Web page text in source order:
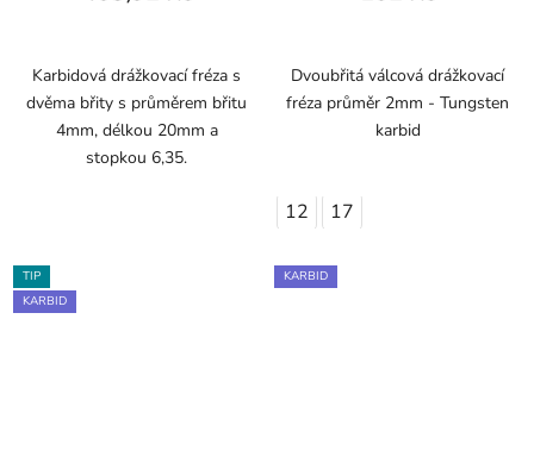
Karbidová drážkovací fréza s
dvěma břity s průměrem břitu
4mm, délkou 20mm a
stopkou 6,35.
Dvoubřitá válcová drážkovací
fréza průměr 2mm - Tungsten
karbid
12 17
TIP
KARBID
KARBID